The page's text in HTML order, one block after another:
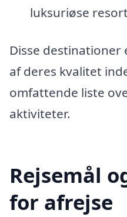
luksuriøse
Disse
af deres kvalitet
omfattende liste
aktiviteter.
Rejsemål
for afrejse